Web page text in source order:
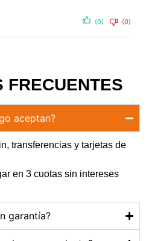
(0) (0)
FRECUENTES
aceptan?
transferencias y tarjetas de
en 3 cuotas sin intereses
garantía?